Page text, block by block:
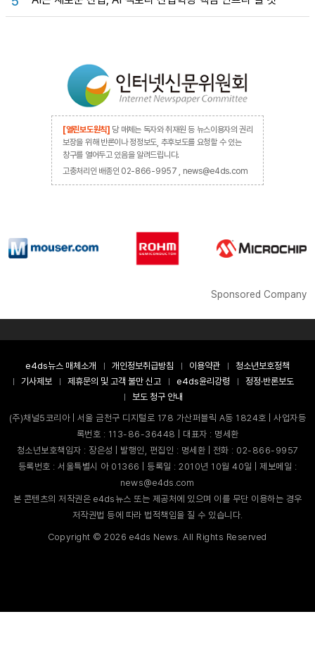
[열린보도원칙] 당 매체는 독자와 취재원 등 뉴스이용자의 권리
보장을 위해 반론이나 정정보도, 추후보도를 요청할 수 있는
창구를 열어두고 있음을 알려드립니다.
고충처리인 배종인 02-866-9957 , news@e4ds.com
Sponsored Company
e4ds뉴스 매체소개 개인정보취급방침 이용약관
청소년보호정책
기사제보
제휴문의 및 고객 불만 신고 e4ds윤리강령
정정·반론보도
보도 청구 안내
(주)채널5코리아 | 서울 금천구 디지털로 178 가산퍼블릭 A동 1824호 | 사업자등
록번호 : 113-86-36448 | 대표자 : 명세환
청소년보호책임자 : 장은성 | 발행인, 편집인 : 명세환 | 전화 : 02-866-9957
등록번호 : 서울특별시 아 01366 | 등록일 : 2010년 10월 40일 | 제보메일 :
news@e4ds.com
본 콘텐츠의 저작권은 e4ds뉴스 또는 제공처에 있으며 이를 무단 이용하는 경우
저작권법 등에 따라 법적책임을 질 수 있습니다.
Copyright ©2026 e4ds News. All Rights Reserved